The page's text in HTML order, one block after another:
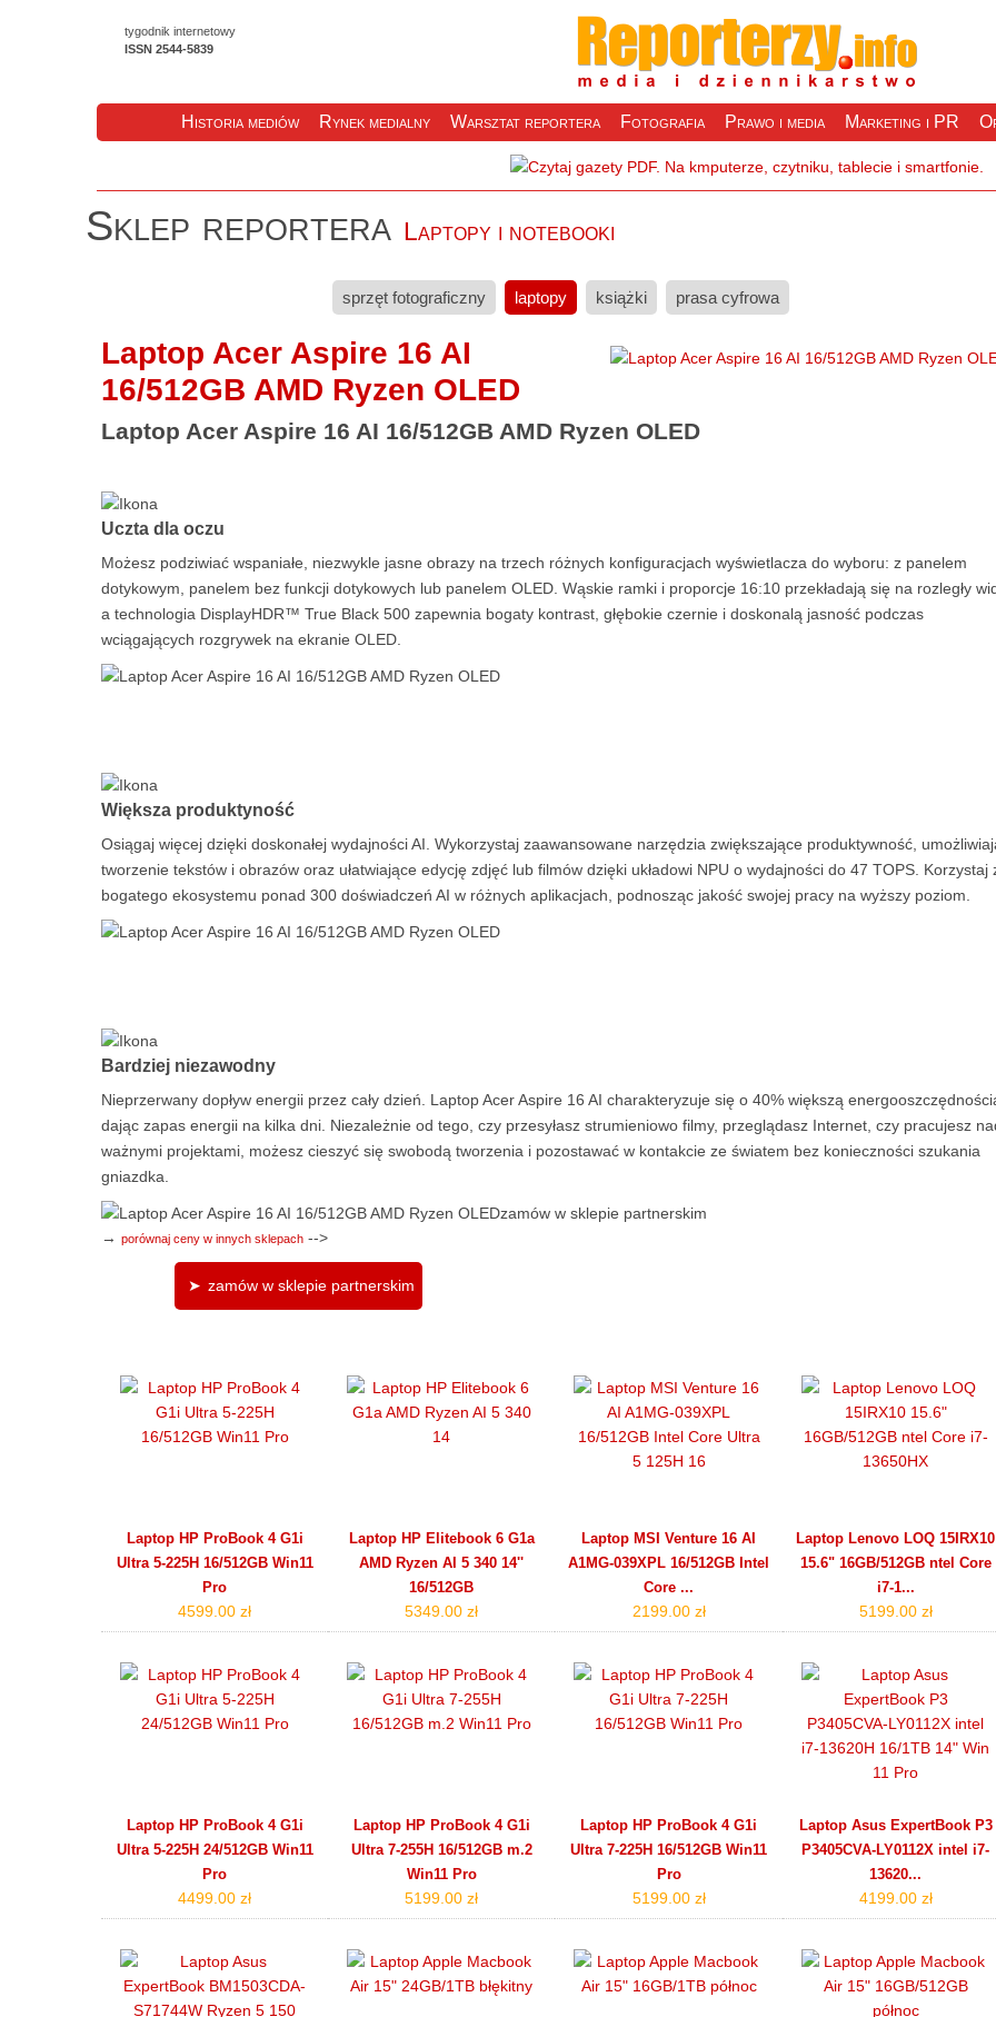
Historia mediów Rynek medialny Warsztat reportera Fotografia Prawo i media Marketing i PR
tygodnik internetowy
ISSN 2544-5839
Sklep reportera Laptopy i notebooki
sprzęt fotograficzny laptopy książki prasa cyfrowa
Laptop Acer Aspire 16 AI
16/512GB AMD Ryzen OLED
Laptop Acer Aspire 16 AI 16/512GB AMD Ryzen OLED
Uczta dla oczu
Możesz podziwiać wspaniałe, niezwykle jasne obrazy na trzech różnych konfiguracjach wyświetlacza do wyboru: z panelem
dotykowym, panelem bez funkcji dotykowych lub panelem OLED. Wąskie ramki i proporcje 16:10 przekładają się na rozległy
a technologia DisplayHDR™ True Black 500 zapewnia bogaty kontrast, głębokie czernie i doskonalą jasność podczas
wciągających rozgrywek na ekranie OLED.
Większa produktyność
Osiągaj więcej dzięki doskonałej wydajności AI. Wykorzystaj zaawansowane narzędzia zwiększające produktywność,
tworzenie tekstów i obrazów oraz ułatwiające edycję zdjęć lub filmów dzięki układowi NPU o wydajności do 47 TOPS. Korzystaj
bogatego ekosystemu ponad 300 doświadczeń AI w różnych aplikacjach, podnosząc jakość swojej pracy na wyższy poziom.
Bardziej niezawodny
Nieprzerwany dopływ energii przez cały dzień. Laptop Acer Aspire 16 AI charakteryzuje się o 40% większą
dając zapas energii na kilka dni. Niezależnie od tego, czy przesyłasz strumieniowo filmy, przeglądasz Internet, czy pracujesz
ważnymi projektami, możesz cieszyć się swobodą tworzenia i pozostawać w kontakcie ze światem bez konieczności szukania
gniazdka.
zamów w sklepie partnerskim
→ porównaj ceny w innych sklepach -->
zamów w sklepie partnerskim
Laptop HP ProBook 4 G1i
Ultra 5-225H 16/512GB Win11
Pro
4599.00 zł
Laptop HP Elitebook 6 G1a
AMD Ryzen AI 5 340 14''
16/512GB
5349.00 zł
Laptop MSI Venture 16 AI
A1MG-039XPL 16/512GB Intel
Core ...
2199.00 zł
Laptop Lenovo LOQ 15IRX10
15.6" 16GB/512GB ntel Core
i7-1...
5199.00 zł
Laptop HP ProBook 4 G1i
Ultra 5-225H 24/512GB Win11
Pro
4499.00 zł
Laptop HP ProBook 4 G1i
Ultra 7-255H 16/512GB m.2
Win11 Pro
5199.00 zł
Laptop HP ProBook 4 G1i
Ultra 7-225H 16/512GB Win11
Pro
5199.00 zł
Laptop Asus ExpertBook P3
P3405CVA-LY0112X intel i7-
13620...
4199.00 zł